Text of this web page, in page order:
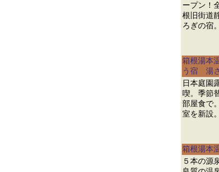
ープン！
根旧街道
ろぎの宿
箱根湯本
う宿 湯
日本庭園
喫。季節
部屋食で
室を新設
箱根湯
５本の源